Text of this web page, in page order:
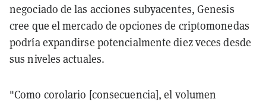
negociado de las acciones subyacentes, Genesis
cree que el mercado de opciones de criptomonedas
podría expandirse potencialmente diez veces desde
sus niveles actuales.
"Como corolario [consecuencia], el volumen